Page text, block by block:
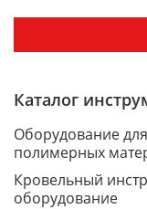
Каталог
Оборудование
полимерных
Кровельный
оборудование